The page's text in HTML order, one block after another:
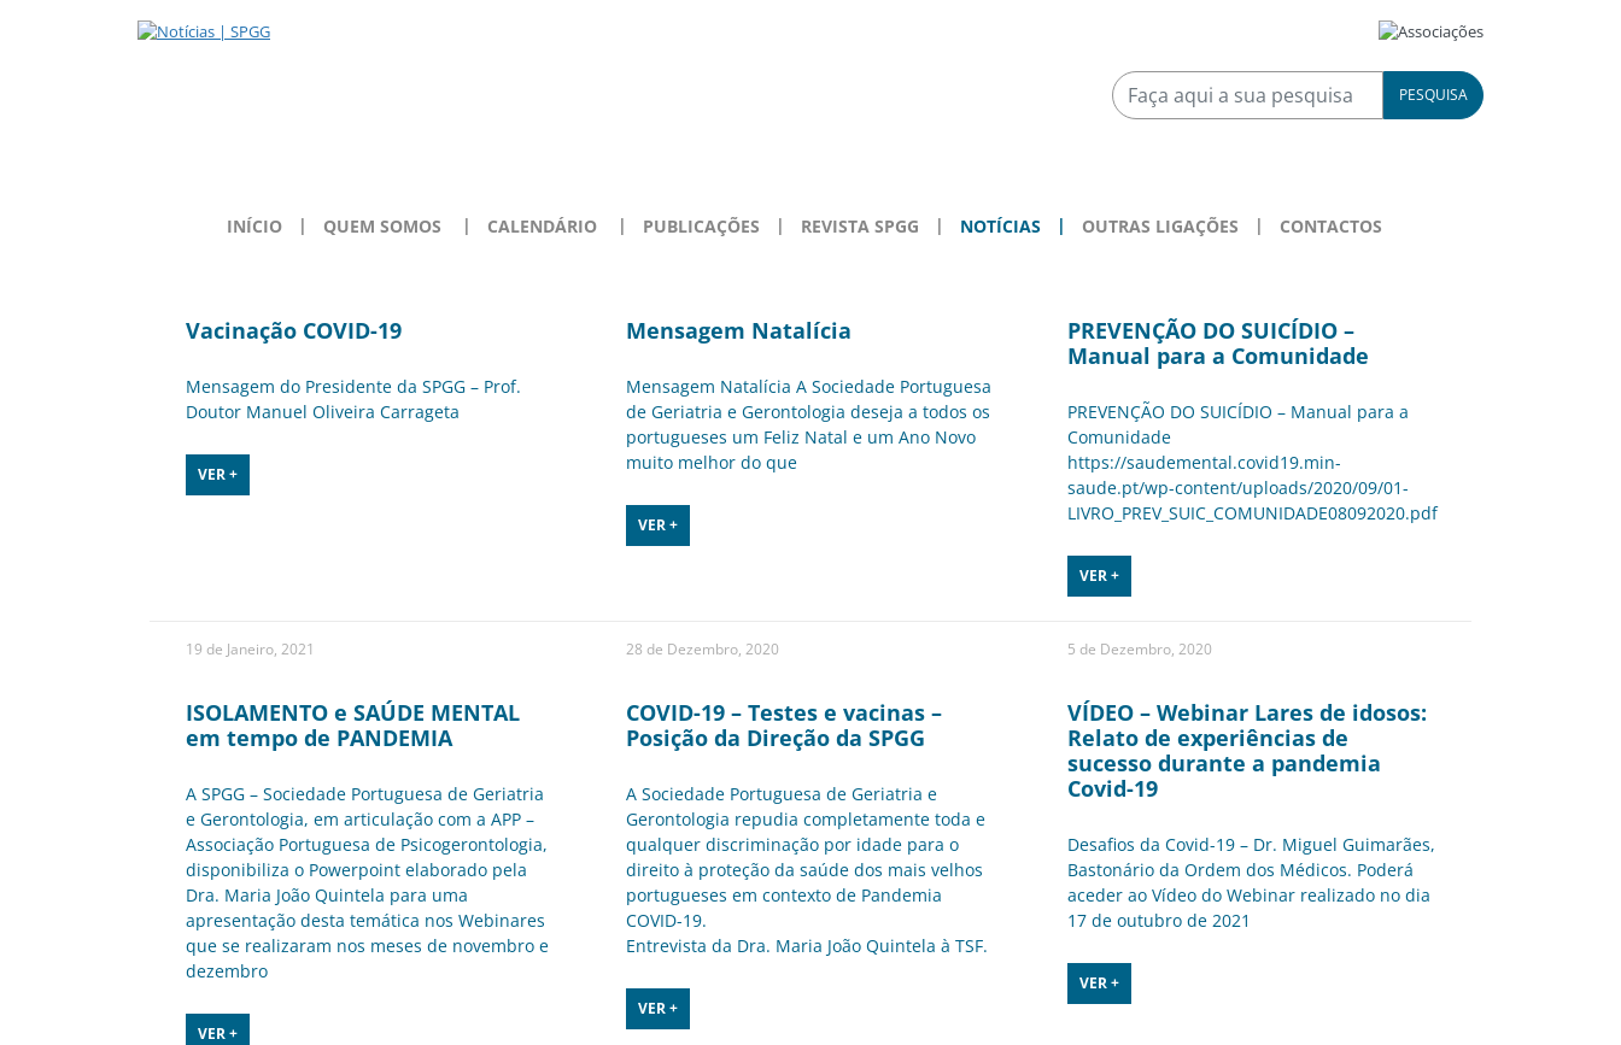
PESQUISA
INÍCIO QUEM SOMOS CALENDÁRIO PUBLICAÇÕES REVISTA SPGG NOTÍCIAS OUTRAS LIGAÇÕES CONTACTOS
Vacinação COVID-19
Mensagem do Presidente da SPGG – Prof.
Doutor Manuel Oliveira Carrageta
VER +
19 de Janeiro, 2021
Mensagem Natalícia
Mensagem Natalícia A Sociedade Portuguesa
de Geriatria e Gerontologia deseja a todos os
portugueses um Feliz Natal e um Ano Novo
muito melhor do que
VER +
28 de Dezembro, 2020
PREVENÇÃO DO SUICÍDIO –
Manual para a Comunidade
PREVENÇÃO DO SUICÍDIO – Manual para a
Comunidade
https://saudemental.covid19.min-
saude.pt/wp-content/uploads/2020/09/01-
LIVRO_PREV_SUIC_COMUNIDADE08092020.pdf
VER +
5 de Dezembro, 2020
ISOLAMENTO e SAÚDE MENTAL
em tempo de PANDEMIA
A SPGG – Sociedade Portuguesa de Geriatria
e Gerontologia, em articulação com a APP –
Associação Portuguesa de Psicogerontologia,
disponibiliza o Powerpoint elaborado pela
Dra. Maria João Quintela para uma
apresentação desta temática nos Webinares
que se realizaram nos meses de novembro e
dezembro
VER +
COVID-19 – Testes e vacinas –
Posição da Direção da SPGG
A Sociedade Portuguesa de Geriatria e
Gerontologia repudia completamente toda e
qualquer discriminação por idade para o
direito à proteção da saúde dos mais velhos
portugueses em contexto de Pandemia
COVID-19.
Entrevista da Dra. Maria João Quintela à TSF.
VER +
VÍDEO – Webinar Lares de idosos:
Relato de experiências de
sucesso durante a pandemia
Covid-19
Desafios da Covid-19 – Dr. Miguel Guimarães,
Bastonário da Ordem dos Médicos. Poderá
aceder ao Vídeo do Webinar realizado no dia
17 de outubro de 2021
VER +